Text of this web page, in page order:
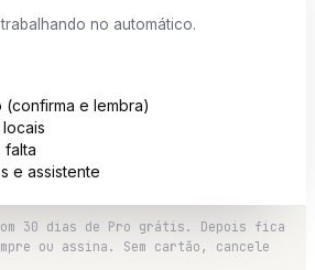
no automático.
(confirma e lembra)
falta
e assistente
30 dias de Pro grátis. Depois fica
ou assina. Sem cartão, cancele